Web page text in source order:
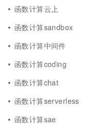
函数计算云上
函数计算sandbox
函数计算中间件
函数计算coding
函数计算chat
函数计算serverless
函数计算sae